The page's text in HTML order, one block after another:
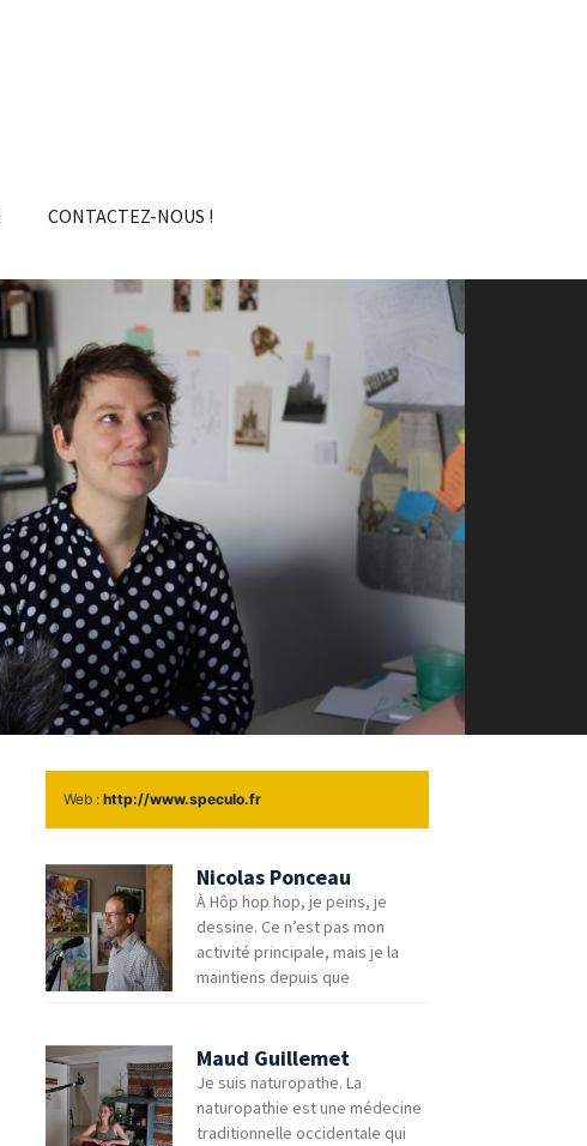
CONTACTEZ-NOUS !
Web : http://www.speculo.fr
Nicolas Ponceau
À Hôp hop hop, je peins, je
dessine. Ce n’est pas mon
activité principale, mais je la
maintiens depuis que
Maud Guillemet
Je suis naturopathe. La
naturopathie est une médecine
traditionnelle occidentale qui